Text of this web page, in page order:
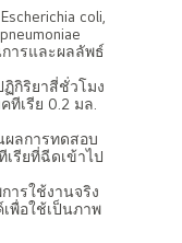
coli,
ารและผลลัพธ์
กิริยาสี่ชั่วโมง
เรีย 0.2 มล.
ผลการทดสอบ
รียที่ฉีดเข้าไป
ารใช้งานจริง
พื่อใช้เป็นภาพ